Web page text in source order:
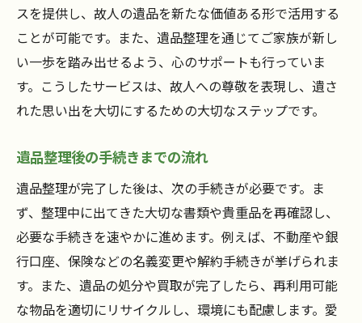
スを提供し、故人の遺品を新たな価値ある形で活用する
ことが可能です。また、遺品整理を通じてご家族が新し
い一歩を踏み出せるよう、心のサポートも行っていま
す。こうしたサービスは、故人への尊敬を表現し、遺さ
れた思い出を大切にするための大切なステップです。
遺品整理後の手続きまでの流れ
遺品整理が完了した後は、次の手続きが必要です。ま
ず、整理中に出てきた大切な書類や貴重品を再確認し、
必要な手続きを速やかに進めます。例えば、不動産や銀
行口座、保険などの名義変更や解約手続きが挙げられま
す。また、遺品の処分や買取が完了したら、再利用可能
な物品を適切にリサイクルし、環境にも配慮します。愛